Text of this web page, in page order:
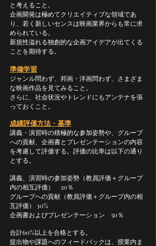
と考えること。
企画開発は極めてクリエイティブな領域であ
り、若く新しいセンスは映画業界からも常に求
められている。
新規性溢れる独創的な企画アイデアが出てくる
ことを期待する。
準備学習
ジャンル問わず、邦画・洋画問わず、さまざま
な映画作品を見てみること。
さらに、社会状況やトレンドにもアンテナを張
っておくこと。
成績評価方法・基準
講義・演習時の積極的な参加姿勢や、グループ
への貢献、企画書とプレゼンテーションの内容
を考慮して評価する。評価の比率は以下の通り
とする。
講義、演習時の参加姿勢（教員評価＋グループ
内の相互評価） 20％
グループへの貢献（教員評価＋グループ内の相
互評価） 30%
企画書およびプレゼンテーション 50％
合計60%以上を合格とする。
提出物や課題へのフィードバックは、授業内ま